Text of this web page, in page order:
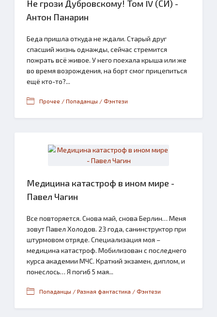
Не грози Дубровскому! Том IV (СИ) -
Антон Панарин
Беда пришла откуда не ждали. Старый друг
спасший жизнь однажды, сейчас стремится
пожрать всё живое. У него поехала крыша или же
во время возрождения, на борт смог прицепиться
ещё кто-то?...
Прочее / Попаданцы / Фэнтези
Медицина катастроф в ином мире -
Павел Чагин
Все повторяется. Снова май, снова Берлин… Меня
зовут Павел Холодов. 23 года, санинструктор при
штурмовом отряде. Специализация моя –
медицина катастроф. Мобилизован с последнего
курса академии МЧС. Краткий экзамен, диплом, и
понеслось… Я погиб 5 мая...
Попаданцы / Разная фантастика / Фэнтези